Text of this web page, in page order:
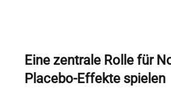
Eine zentrale Rolle für
Placebo-Effekte spielen